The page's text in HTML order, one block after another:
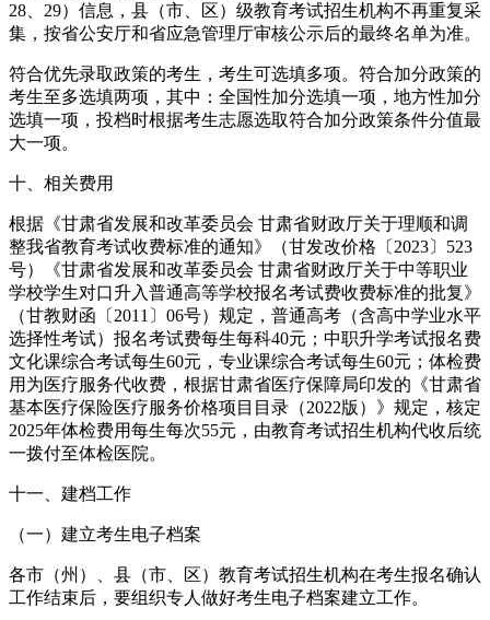
28、29）信息，县（市、区）级教育考试招生机构不再重复采
集，按省公安厅和省应急管理厅审核公示后的最终名单为准。
符合优先录取政策的考生，考生可选填多项。符合加分政策的
考生至多选填两项，其中：全国性加分选填一项，地方性加分
选填一项，投档时根据考生志愿选取符合加分政策条件分值最
大一项。
十、相关费用
根据《甘肃省发展和改革委员会 甘肃省财政厅关于理顺和调
整我省教育考试收费标准的通知》（甘发改价格〔2023〕523
号）《甘肃省发展和改革委员会 甘肃省财政厅关于中等职业
学校学生对口升入普通高等学校报名考试费收费标准的批复》
（甘教财函〔2011〕06号）规定，普通高考（含高中学业水平
选择性考试）报名考试费每生每科40元；中职升学考试报名费
文化课综合考试每生60元，专业课综合考试每生60元；体检费
用为医疗服务代收费，根据甘肃省医疗保障局印发的《甘肃省
基本医疗保险医疗服务价格项目目录（2022版）》规定，核定
2025年体检费用每生每次55元，由教育考试招生机构代收后统
一拨付至体检医院。
十一、建档工作
（一）建立考生电子档案
各市（州）、县（市、区）教育考试招生机构在考生报名确认
工作结束后，要组织专人做好考生电子档案建立工作。